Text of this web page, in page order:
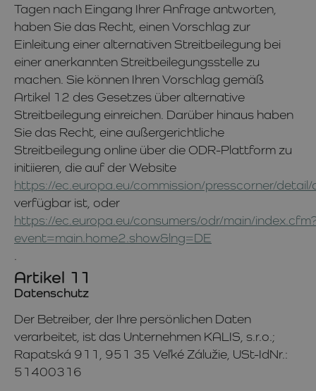
Tagen nach Eingang Ihrer Anfrage antworten,
haben Sie das Recht, einen Vorschlag zur
Einleitung einer alternativen Streitbeilegung bei
einer anerkannten Streitbeilegungsstelle zu
machen. Sie können Ihren Vorschlag gemäß
Artikel 12 des Gesetzes über alternative
Streitbeilegung einreichen. Darüber hinaus haben
Sie das Recht, eine außergerichtliche
Streitbeilegung online über die ODR-Plattform zu
initiieren, die auf der Website
https://ec.europa.eu/commission/presscorner/
verfügbar ist, oder
https://ec.europa.eu/consumers/odr/main/
event=main.home2.show&lng=DE
Artikel 11
Datenschutz
Der Betreiber, der Ihre persönlichen Daten
verarbeitet, ist das Unternehmen KALIS, s.r.o.;
Rapatská 911, 951 35 Veľké Zálužie, USt-IdNr.:
51400316